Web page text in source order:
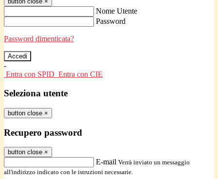
Nome Utente
Password
Password dimenticata?
-
Entra con SPID Entra con CIE
Seleziona utente
button close ×
Recupero password
button close ×
E-mail Verrà inviato un messaggio
all'indirizzo indicato con le istruzioni necessarie.